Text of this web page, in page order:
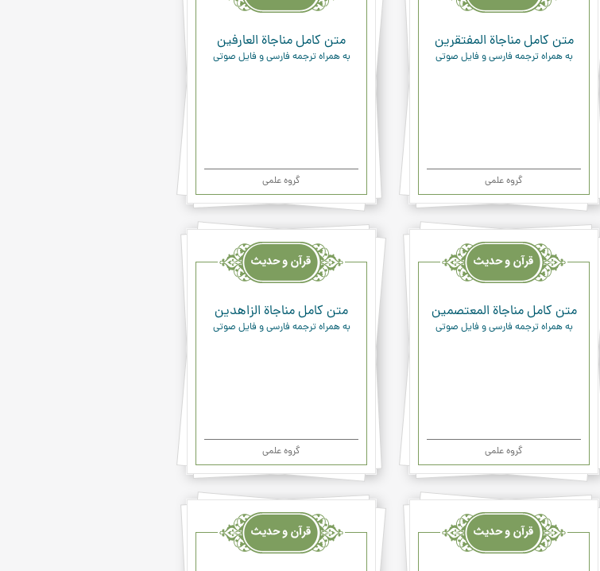
متن کامل مناجاة المفتقرين
به همراه ترجمه فارسی و فایل صوتی
گروه علمی
متن کامل مناجاة العارفين‏
به همراه ترجمه فارسی و فایل صوتی
گروه علمی
قرآن
وحدیث
متن کامل مناجاة المعتصمين
به همراه ترجمه فارسی و فایل صوتی
گروه علمی
قرآن
وحدیث
متن کامل مناجاة الزاهدين
به همراه ترجمه فارسی و فایل صوتی
گروه علمی
قرآن
وحدیث
قرآن
وحدیث